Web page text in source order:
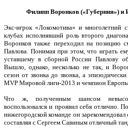
Филипп Воронков («Губерния») и
Экс-игрок «Локомотива» и многолетний
клубах исполнявший роль второго
Воронков также переходил на позицию
Павлова. Понимая при этом, что играть
уставшему в сборной России Павлову
Вышло, однако, несколько не так, и
сезон от звонка до звонка, а
MVP Мировой лиги-2013 и чемпион
Что ж, полученным шансом
воспользовался и проявил себя отлично.
нижегородской команде он
составляя с Сергеем Савиным отличный